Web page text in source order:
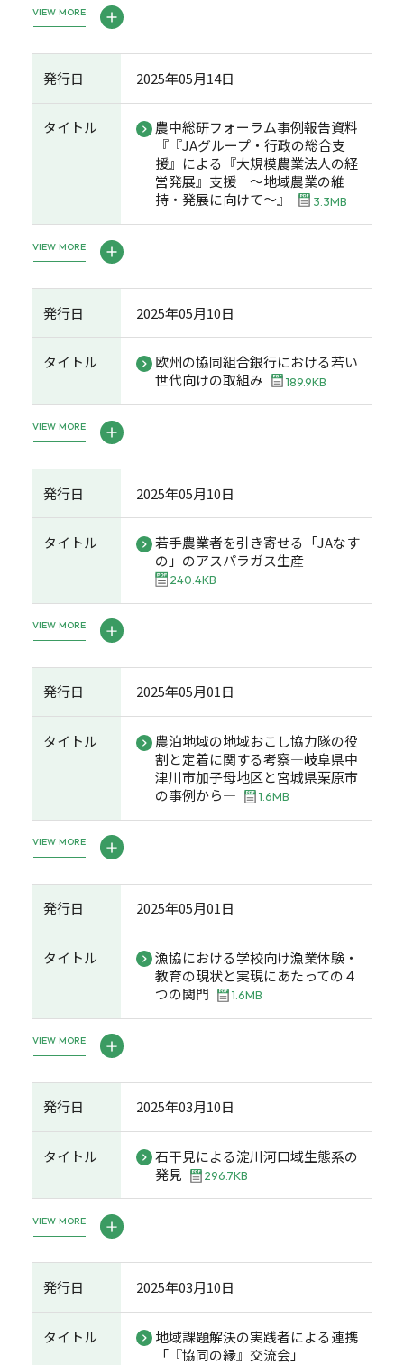
VIEW MORE
発行日 2025年05月14日
タイトル
農中総研フォーラム事例報告資料
『『JAグループ・行政の総合支
援』による『大規模農業法人の経
営発展』支援 ～地域農業の維
持・発展に向けて～』
3.3MB
VIEW MORE
発行日 2025年05月10日
タイトル
欧州の協同組合銀行における若い
世代向けの取組み
189.9KB
VIEW MORE
発行日 2025年05月10日
タイトル
若手農業者を引き寄せる「JAなす
の」のアスパラガス生産
240.4KB
VIEW MORE
発行日 2025年05月01日
タイトル
農泊地域の地域おこし協力隊の役
割と定着に関する考察―岐阜県中
津川市加子母地区と宮城県栗原市
の事例から―
1.6MB
VIEW MORE
発行日 2025年05月01日
タイトル
漁協における学校向け漁業体験・
教育の現状と実現にあたっての４
つの関門
1.6MB
VIEW MORE
発行日 2025年03月10日
タイトル
石干見による淀川河口域生態系の
発見
296.7KB
VIEW MORE
発行日 2025年03月10日
タイトル
地域課題解決の実践者による連携
「『協同の縁』交流会」